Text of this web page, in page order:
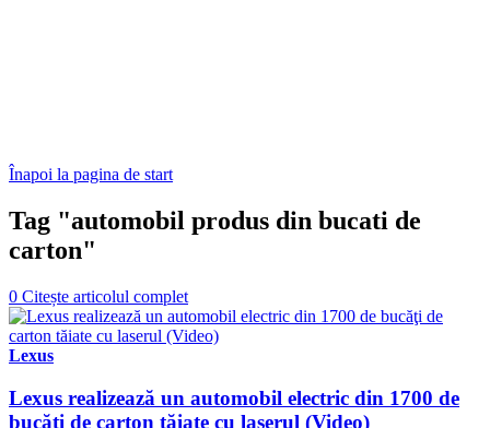
Înapoi la pagina de start
Tag "automobil produs din bucati de
carton"
0 Citește articolul complet
Lexus
Lexus realizează un automobil electric din 1700 de
bucăţi de carton tăiate cu laserul (Video)